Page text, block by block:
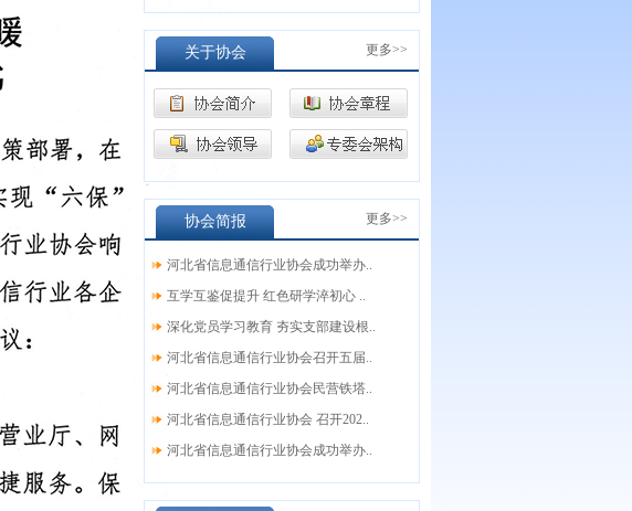
关于协会 更多>>
协会简报 更多>>
河北省信息通信行业协会成功举办..
互学互鉴促提升 红色研学淬初心 ..
深化党员学习教育 夯实支部建设根..
河北省信息通信行业协会召开五届..
河北省信息通信行业协会民营铁塔..
河北省信息通信行业协会 召开202..
河北省信息通信行业协会成功举办..